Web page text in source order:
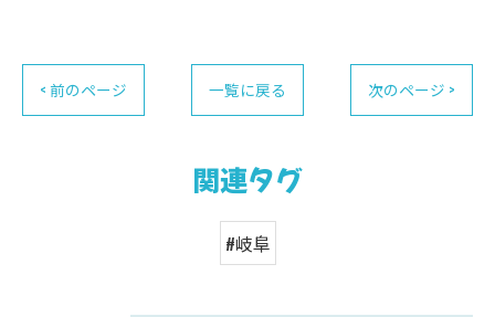
< 前のページ 一覧に戻る 次のページ >
関連タグ
#岐阜